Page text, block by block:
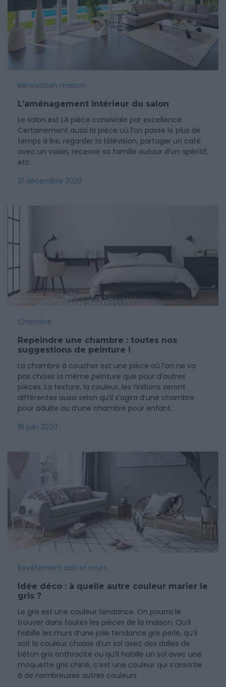
Rénovation maison
L’aménagement intérieur du salon
Le salon est LA pièce conviviale par excellence.
Certainement aussi la pièce où l’on passe le plus de
temps à lire, regarder la télévision, partager un café
avec un voisin, recevoir sa famille autour d’un apéritif,
etc.
21 décembre 2020
Chambre
Repeindre une chambre : toutes nos
suggestions de peinture !
La chambre à coucher est une pièce où l’on ne va
pas choisir la même peinture que pour d’autres
pièces. La texture, la couleur, les finitions seront
différentes aussi selon qu’il s’agira d’une chambre
pour adulte ou d’une chambre pour enfant.
18 juin 2020
Revêtement sols et murs
Idée déco : à quelle autre couleur marier le
gris ?
Le gris est une couleur tendance. On pourra le
trouver dans toutes les pièces de la maison. Qu’il
habille les murs d’une jolie tendance gris perle, qu’il
soit la couleur choisie d’un sol avec des dalles de
béton gris anthracite ou qu’il habille un sol avec une
moquette gris chiné, c’est une couleur qui s’assortie
à de nombreuses autres couleurs